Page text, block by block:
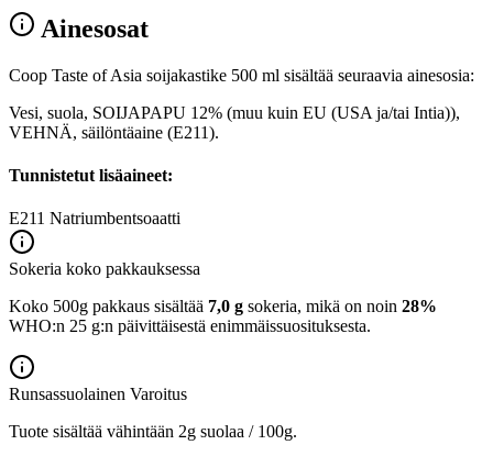
Ainesosat
Coop Taste of Asia soijakastike 500 ml sisältää seuraavia ainesosia:
Vesi, suola, SOIJAPAPU 12% (muu kuin EU (USA ja/tai Intia)),
VEHNÄ, säilöntäaine (E211).
Tunnistetut lisäaineet:
E211 Natriumbentsoaatti
Sokeria koko pakkauksessa
Koko 500g pakkaus sisältää 7,0 g sokeria, mikä on noin 28%
WHO:n 25 g:n päivittäisestä enimmäissuosituksesta.
Runsassuolainen Varoitus
Tuote sisältää vähintään 2g suolaa / 100g.